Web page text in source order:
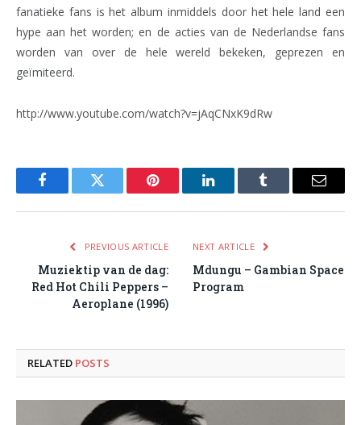
fanatieke fans is het album inmiddels door het hele land een
hype aan het worden; en de acties van de Nederlandse fans
worden van over de hele wereld bekeken, geprezen en
geïmiteerd.
http://www.youtube.com/watch?v=jAqCNxK9dRw
FacebookTwitter Pinterest LinkedInTumblr Email
PREVIOUS ARTICLE
Muziektip van de dag:
Red Hot Chili Peppers –
Aeroplane (1996)
NEXT ARTICLE
Mdungu – Gambian Space
Program
RELATED POSTS